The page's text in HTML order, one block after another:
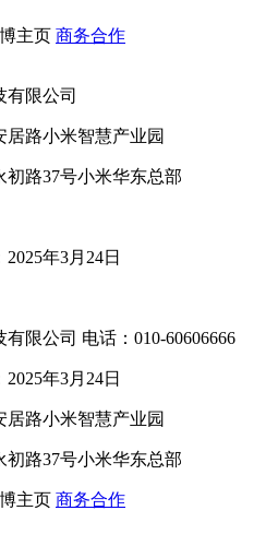
主页 商务合作
有限公司
路小米智慧产业园
路37号小米华东总部
年3月24日
限公司 电话：010-60606666
年3月24日
路小米智慧产业园
路37号小米华东总部
主页 商务合作